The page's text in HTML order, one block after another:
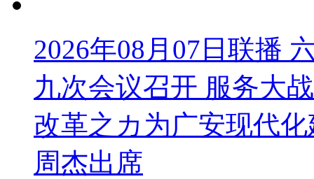
2026年08月07日联播
九次会议召开 服务大
改革之カ为广安现代
周杰出席